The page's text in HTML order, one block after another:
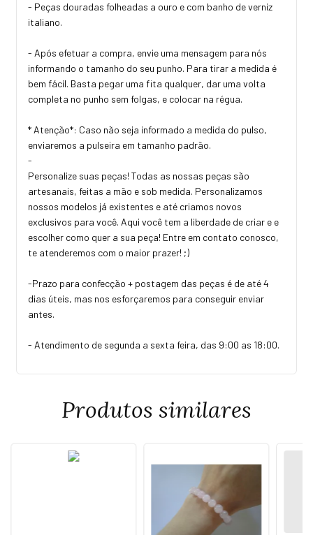
- Peças douradas folheadas a ouro e com banho de verniz
italiano.
- Após efetuar a compra, envie uma mensagem para nós
informando o tamanho do seu punho. Para tirar a medida é
bem fácil. Basta pegar uma fita qualquer, dar uma volta
completa no punho sem folgas, e colocar na régua.
* Atenção*: Caso não seja informado a medida do pulso,
enviaremos a pulseira em tamanho padrão.
-
Personalize suas peças! Todas as nossas peças são
artesanais, feitas a mão e sob medida. Personalizamos
nossos modelos já existentes e até criamos novos
exclusivos para você. Aqui você tem a liberdade de criar e e
escolher como quer a sua peça! Entre em contato conosco,
te atenderemos com o maior prazer! ;)
-Prazo para confecção + postagem das peças é de até 4
dias úteis, mas nos esforçaremos para conseguir enviar
antes.
- Atendimento de segunda a sexta feira, das 9:00 as 18:00.
Produtos similares